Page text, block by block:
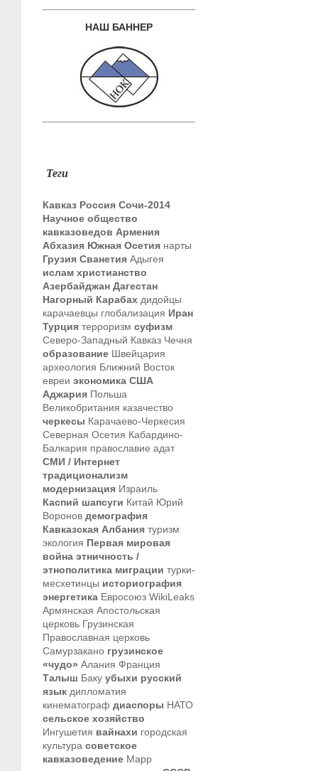
НАШ БАННЕР
Теги
Кавказ Россия Сочи-2014
Научное общество
кавказоведов Армения
Абхазия Южная Осетия нарты
Грузия Сванетия Адыгея
ислам христианство
Азербайджан Дагестан
Нагорный Карабах дидойцы
карачаевцы глобализация Иран
Турция терроризм суфизм
Северо-Западный Кавказ Чечня
образование Швейцария
археология Ближний Восток
евреи экономика США
Аджария Польша
Великобритания казачество
черкесы Карачаево-Черкесия
Северная Осетия Кабардино-
Балкария православие адат
СМИ / Интернет
традиционализм
модернизация Израиль
Каспий шапсуги Китай Юрий
Воронов демография
Кавказская Албания туризм
экология Первая мировая
война этничность /
этнополитика миграции турки-
месхетинцы историография
энергетика Евросоюз WikiLeaks
Армянская Апостольская
церковь Грузинская
Православная церковь
Самурзакано грузинское
«чудо» Алания Франция
Талыш Баку убыхи русский
язык дипломатия
кинематограф диаспоры НАТО
сельское хозяйство
Ингушетия вайнахи городская
культура советское
кавказоведение Марр